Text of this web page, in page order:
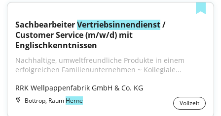
Sachbearbeiter Vertriebsinnendienst /
Customer Service (m/w/d) mit
Englischkenntnissen
Nachhaltige, umweltfreundliche Produkte in einem
erfolgreichen Familienunternehmen ~ Kollegiale...
RRK Wellpappenfabrik GmbH & Co. KG
Bottrop, Raum Herne Vollzeit